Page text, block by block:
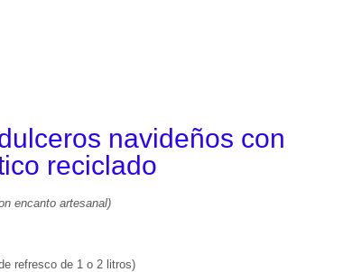
navideños con
reciclado
encanto artesanal)
refresco de 1 o 2 litros)